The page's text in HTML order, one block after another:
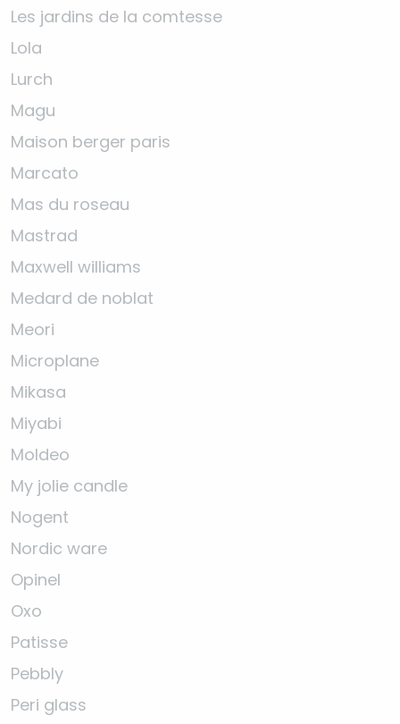
Les jardins de la comtesse
Lola
Lurch
Magu
Maison berger paris
Marcato
Mas du roseau
Mastrad
Maxwell williams
Medard de noblat
Meori
Microplane
Mikasa
Miyabi
Moldeo
My jolie candle
Nogent
Nordic ware
Opinel
Oxo
Patisse
Pebbly
Peri glass